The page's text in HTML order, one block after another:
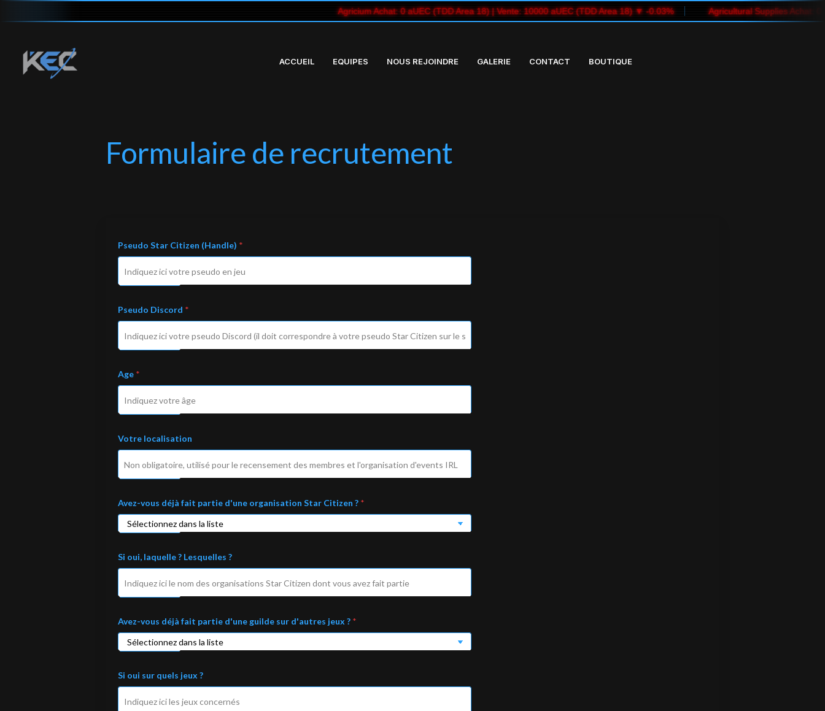
Agricium Achat: 0 aUEC (TDD Area 18) | Vente: 10000 aUEC (TDD Area 18) ▼ -0.03% Agricultural Supplies Achat: 0 aUEC (TDD New
ACCUEIL EQUIPES NOUS REJOINDRE GALERIE CONTACT BOUTIQUE
Formulaire de recrutement
Pseudo Star Citizen (Handle) *
Pseudo Discord *
Age *
é
j
Q
u
l
s
t
r
Votre localisation
Avez-vous déjà fait partie d'une organisation Star Citizen ? *
Si oui, laquelle ? Lesquelles ?
Avez-vous déjà fait partie d'une guilde sur d'autres jeux ? *
Si oui sur quels jeux ?